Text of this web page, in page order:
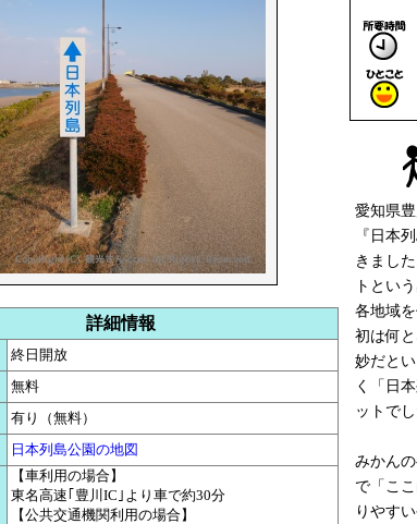
詳細情報
終日開放
無料
有り（無料）
日本列島公園の地図
【車利用の場合】
東名高速｢豊川IC｣より車で約30分
【公共交通機関利用の場合】
愛知県
『日本
きまし
トとい
各地域
初は何
妙だと
く「日
ットでし
みかん
で「こ
りやす